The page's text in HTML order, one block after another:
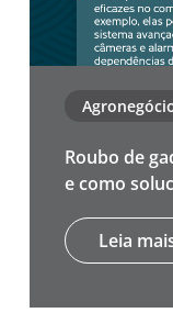
Roubo de
e como
Leia